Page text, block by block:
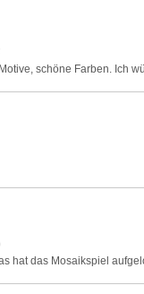
schöne Farben. Ich
hat das Mosaikspiel